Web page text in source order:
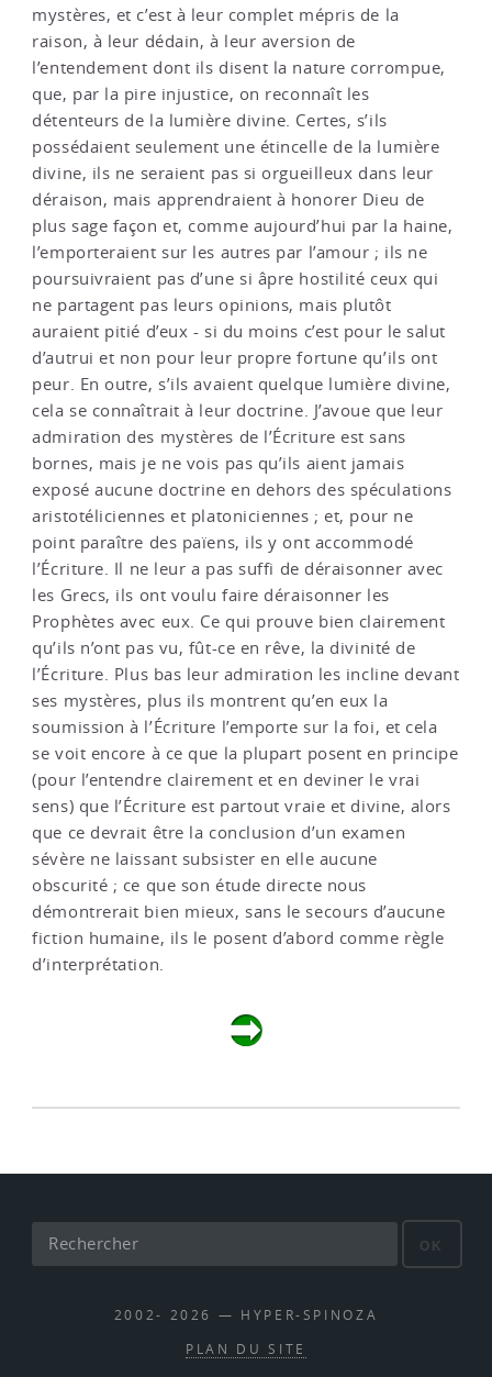
mystères, et c’est à leur complet mépris de la
raison, à leur dédain, à leur aversion de
l’entendement dont ils disent la nature corrompue,
que, par la pire injustice, on reconnaît les
détenteurs de la lumière divine. Certes, s’ils
possédaient seulement une étincelle de la lumière
divine, ils ne seraient pas si orgueilleux dans leur
déraison, mais apprendraient à honorer Dieu de
plus sage façon et, comme aujourd’hui par la haine,
l’emporteraient sur les autres par l’amour ; ils ne
poursuivraient pas d’une si âpre hostilité ceux qui
ne partagent pas leurs opinions, mais plutôt
auraient pitié d’eux - si du moins c’est pour le salut
d’autrui et non pour leur propre fortune qu’ils ont
peur. En outre, s’ils avaient quelque lumière divine,
cela se connaîtrait à leur doctrine. J’avoue que leur
admiration des mystères de l’Écriture est sans
bornes, mais je ne vois pas qu’ils aient jamais
exposé aucune doctrine en dehors des spéculations
aristotéliciennes et platoniciennes ; et, pour ne
point paraître des païens, ils y ont accommodé
l’Écriture. Il ne leur a pas suffi de déraisonner avec
les Grecs, ils ont voulu faire déraisonner les
Prophètes avec eux. Ce qui prouve bien clairement
qu’ils n’ont pas vu, fût-ce en rêve, la divinité de
l’Écriture. Plus bas leur admiration les incline devant
ses mystères, plus ils montrent qu’en eux la
soumission à l’Écriture l’emporte sur la foi, et cela
se voit encore à ce que la plupart posent en principe
(pour l’entendre clairement et en deviner le vrai
sens) que l’Écriture est partout vraie et divine, alors
que ce devrait être la conclusion d’un examen
sévère ne laissant subsister en elle aucune
obscurité ; ce que son étude directe nous
démontrerait bien mieux, sans le secours d’aucune
fiction humaine, ils le posent d’abord comme règle
d’interprétation.
OK
2002- 2026 — HYPER-SPINOZA
PLAN DU SITE